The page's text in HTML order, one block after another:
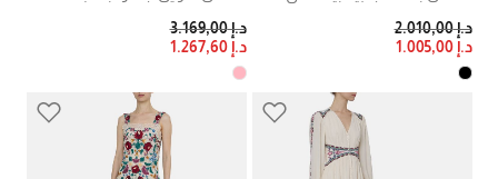
PRICE REDUCED FROM
د.إ 2.010,00
د.إ 1.005,00
PRICE REDUCED FROM
د.إ 3.169,00
د.إ 1.267,60